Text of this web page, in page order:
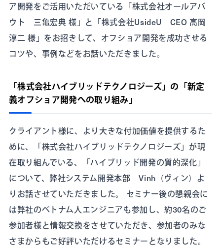
ア開発をご活用いただいている「株式会社オールアバ
ウト 三亀宏典 様」と「株式会社UsideU CEO 高岡
淳二 様」をお招きして、オフショア開発を成功させる
コツや、事例などをお話いただきました。
「株式会社ハイブリッドテクノロジーズ」の「新定
義オフショア開発への取り組み」
クライアント様に、より大きな付加価値を提供するた
めに、「株式会社ハイブリッドテクノロジーズ」が現
在取り組んでいる、「ハイブリッド開発の質的深化」
について、弊社システム開発本部 Vinh（ヴィン）よ
りお話させていただきました。 セミナー後の懇親会に
は弊社のベトナム人エンジニアも参加し、約30名のご
参加者様と情報交換をさせていただき、参加者のみな
さまからもご好評いただけるセミナーとなりました。